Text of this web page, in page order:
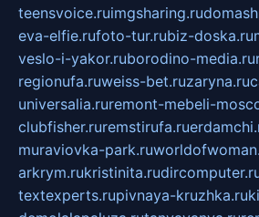
teensvoice.ruimgsharing.ru
eva-elfie.rufoto-tur.rubiz-doska.ru
veslo-i-yakor.ruborodino-media.ru
regionufa.ruweiss-bet.ruzaryna.ru
universalia.ruremont-mebeli-
clubfisher.ruremstirufa.ru
muraviovka-park.ru
arkrym.rukristinita.ru
textexperts.rupivnaya-kruzhka.ru